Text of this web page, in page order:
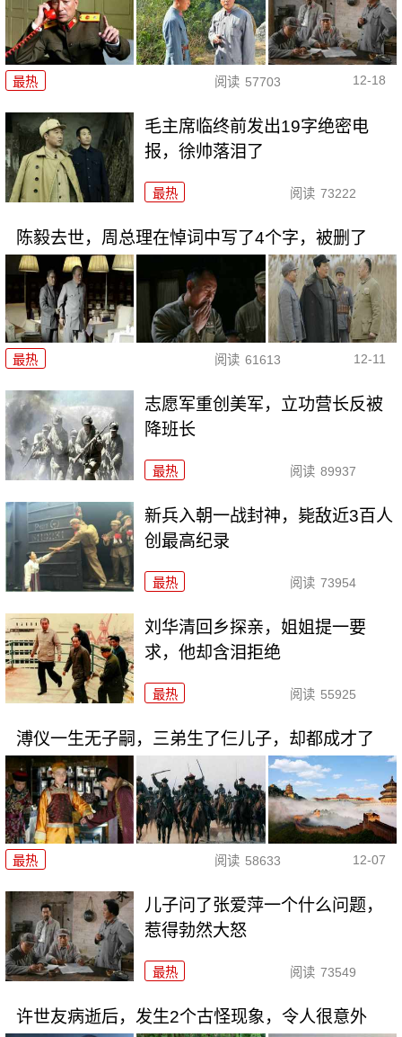
最热 阅读 57703 12-18
毛主席临终前发出19字绝密电
报，徐帅落泪了
最热 阅读 73222
陈毅去世，周总理在悼词中写了4个字，被删了
最热 阅读 61613 12-11
志愿军重创美军，立功营长反被
降班长
最热 阅读 89937
新兵入朝一战封神，毙敌近3百人
创最高纪录
最热 阅读 73954
刘华清回乡探亲，姐姐提一要
求，他却含泪拒绝
最热 阅读 55925
溥仪一生无子嗣，三弟生了仨儿子，却都成才了
最热 阅读 58633 12-07
儿子问了张爱萍一个什么问题，
惹得勃然大怒
最热 阅读 73549
许世友病逝后，发生2个古怪现象，令人很意外